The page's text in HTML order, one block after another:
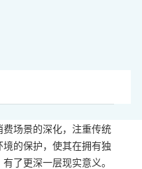
场景的深化，注重传统
的保护，使其在拥有独
了更深一层现实意义。